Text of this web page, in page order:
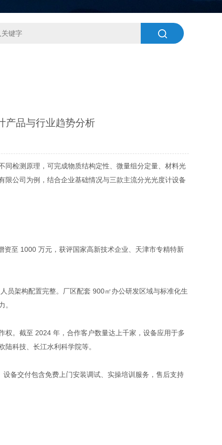
产品与行业趋势分析
检测原理，可完成物质结构定性、微量组分定量、材料光
公司为例，结合企业基础情况与三款主流分光光度计设备
至 1000 万元，获评国家高新技术企业、天津市专精特新
架构配置完整。厂区配套 900㎡办公研发区域与标准化生
。
。截至 2024 年，合作客户数量达上千家，设备应用于多
科技、长江水利科学院等。
备交付包含免费上门安装调试、实操培训服务，售后支持